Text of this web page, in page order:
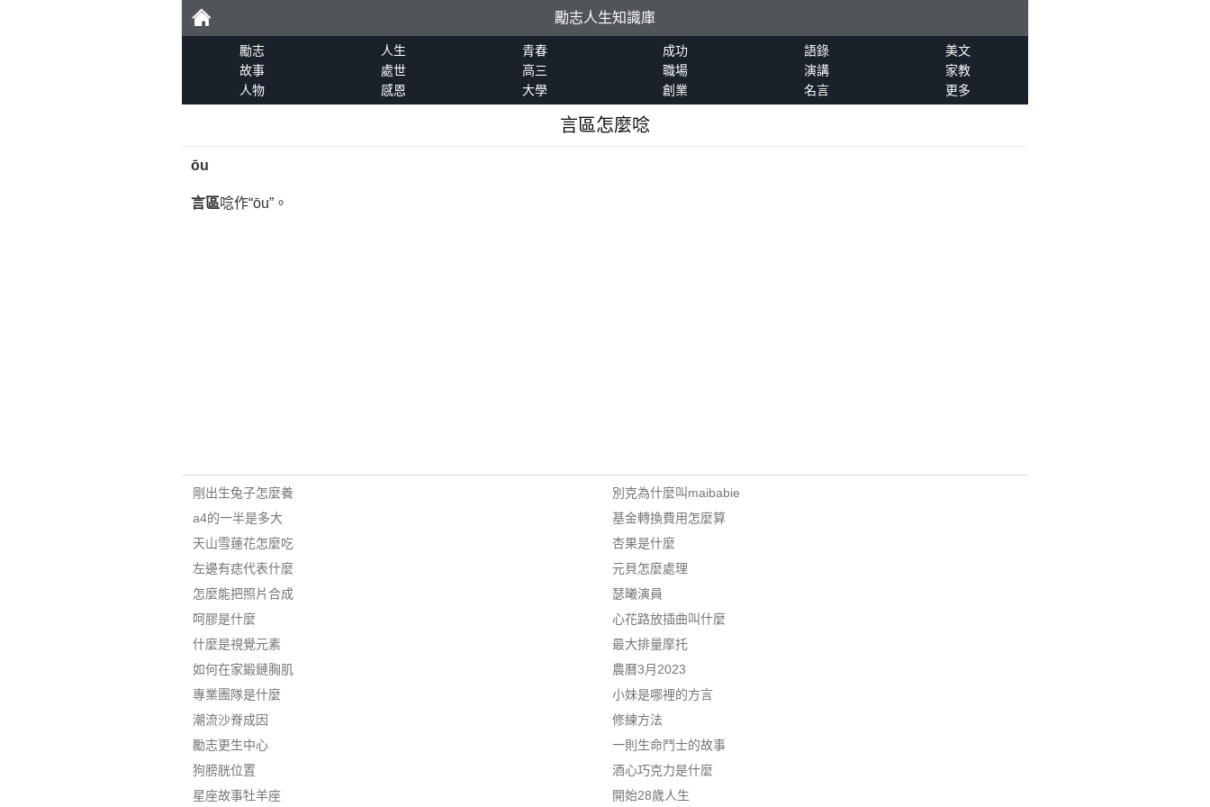
勵
勵志人生知識庫
勵志 人生 青春 成功 語錄
美文
故事
處世 高三 職場 演講
家教
人物
感恩 大學 創業 名言 更多
言區怎麼唸
ōu
言區唸作“ōu”。
剛出生兔子怎麼養
a4的一半是多大
天山雪蓮花怎麼吃
左邊有痣代表什麼
怎麼能把照片合成
呵膠是什麼
什麼是視覺元素
如何在家鍛鏈胸肌
專業團隊是什麼
潮流沙脊成因
勵志更生中心
狗膀胱位置
星座故事牡羊座
別克為什麼叫maibabie
基金轉換費用怎麼算
杏果是什麼
元貝怎麼處理
瑟曦演員
心花路放插曲叫什麼
最大排量摩托
農曆3月2023
小妹是哪裡的方言
修練方法
一則生命鬥士的故事
酒心巧克力是什麼
開始28歲人生